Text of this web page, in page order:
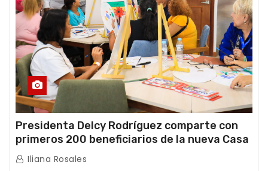
Presidenta Delcy Rodríguez comparte con
primeros 200 beneficiarios de la nueva Casa
de los Abuelos “La Primavera” en Caracas
Iliana Rosales